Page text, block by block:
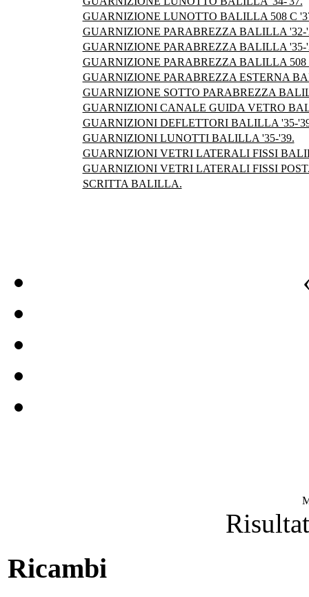
GUARNIZIONE LUNOTTO BALILLA 508 C
GUARNIZIONE PARABREZZA BALILLA '32-
GUARNIZIONE PARABREZZA BALILLA '35-
GUARNIZIONE PARABREZZA BALILLA 508
GUARNIZIONE PARABREZZA ESTERNA
GUARNIZIONE SOTTO PARABREZZA
GUARNIZIONI CANALE GUIDA VETRO
GUARNIZIONI DEFLETTORI BALILLA '35-
GUARNIZIONI LUNOTTI BALILLA '35-'39.
GUARNIZIONI VETRI LATERALI FISSI
GUARNIZIONI VETRI LATERALI FISSI
SCRITTA BALILLA.
Ricambi